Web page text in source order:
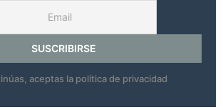
aceptas la política de privacidad